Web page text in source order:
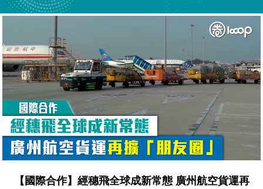
【國際合作】經穗飛全球成新常態 廣州航空貨運再